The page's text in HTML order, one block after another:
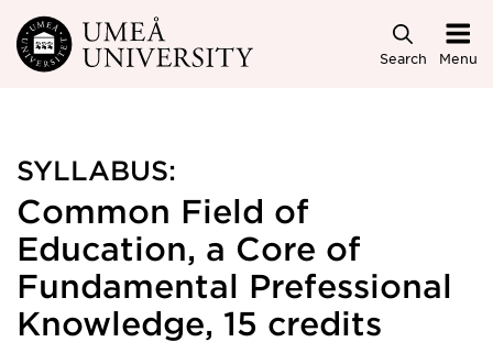
Skip to main content
Search Menu
SYLLABUS:
Common Field of
Education, a Core of
Fundamental Prefessional
Knowledge, 15 credits